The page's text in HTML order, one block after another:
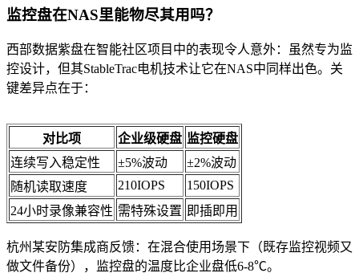
监控盘在NAS里能物尽其用吗？
西部数据紫盘在智能社区项目中的表现令人意外：虽然专为监
控设计，但其StableTrac电机技术让它在NAS中同样出色。关
键差异点在于：
对比项 企业级硬盘 监控硬盘
连续写入稳定性
±5%波动
±2%波动
随机读取速度
210IOPS
150IOPS
24小时录像兼容性 需特殊设置 即插即用
杭州某安防集成商反馈：在混合使用场景下（既存监控视频又
做文件备份），监控盘的温度比企业盘低6-8℃。